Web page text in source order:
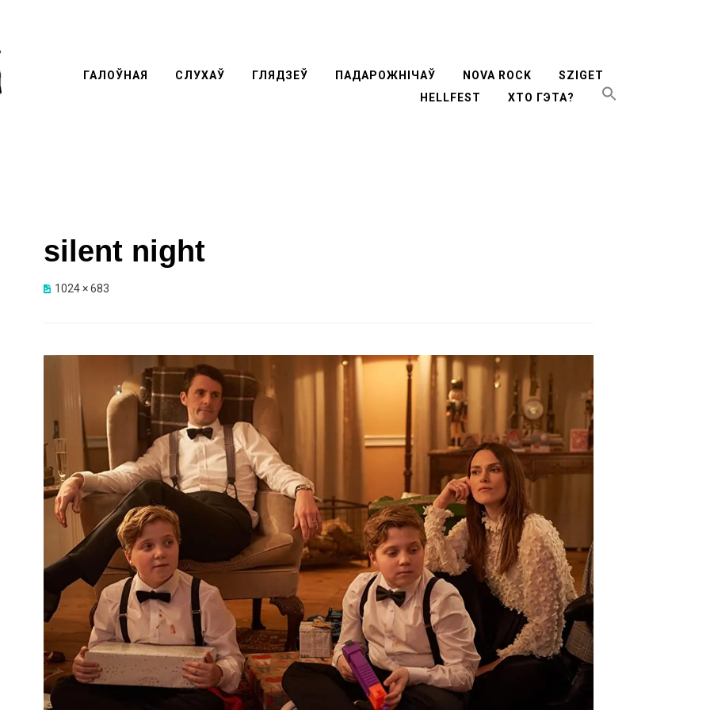
Перейти
ГАЛОЎНАЯ СЛУХАЎ ГЛЯДЗЕЎ ПАДАРОЖНІЧАЎ NOVA ROCK
SZIGET
HELLFEST
ХТО ГЭТА?
silent night
1024 × 683